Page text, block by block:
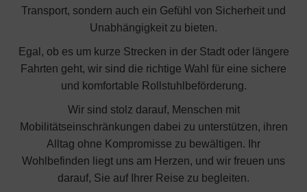
Transport, sondern auch ein Gefühl von Sicherheit und
Unabhängigkeit zu bieten.
Egal, ob es um kurze Strecken in der Stadt oder längere
Fahrten geht, wir sind die richtige Wahl für eine sichere
und komfortable Rollstuhlbeförderung.
Wir sind stolz darauf, Menschen mit
Mobilitätseinschränkungen dabei zu unterstützen, ihren
Alltag ohne Kompromisse zu bewältigen. Ihr
Wohlbefinden liegt uns am Herzen, und wir freuen uns
darauf, Sie auf Ihrer Reise zu begleiten.